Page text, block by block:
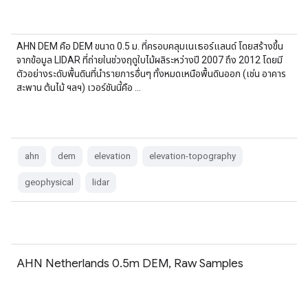
AHN DEM คือ DEM ขนาด 0.5 ม. ที่ครอบคลุมเนเธอร์แลนด์ โดยสร้างขึ้น
จากข้อมูล LIDAR ที่ถ่ายในช่วงฤดูใบไม้ผลิระหว่างปี 2007 ถึง 2012 โดยมี
ตัวอย่างระดับพื้นดินที่นำรายการอื่นๆ ทั้งหมดเหนือพื้นดินออก (เช่น อาคาร
สะพาน ต้นไม้ ฯลฯ) เวอร์ชันนี้คือ …
ahn dem elevation elevation-topography
geophysical lidar
AHN Netherlands 0.5m DEM, Raw Samples